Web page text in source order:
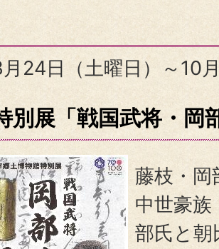
24日（土曜日）～10
別展「戦国武将・岡
藤枝・岡
中世豪族
部氏と朝